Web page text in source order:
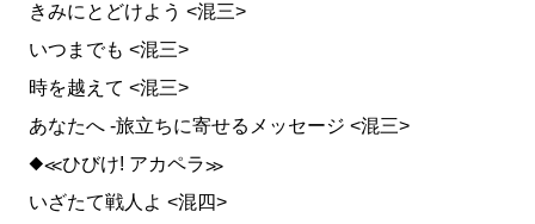
きみにとどけよう <混三>
いつまでも <混三>
時を越えて <混三>
あなたへ ‐旅立ちに寄せるメッセージ <混三>
◆≪ひびけ! アカペラ≫
いざたて戦人よ <混四>